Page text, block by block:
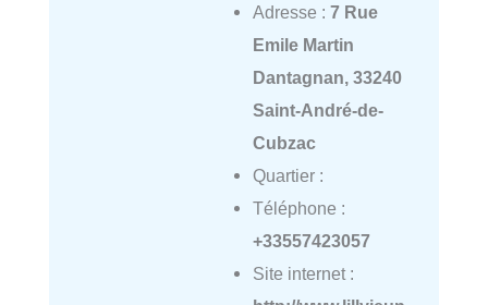
Adresse : 7 Rue
Emile Martin
Dantagnan, 33240
Saint-André-de-
Cubzac
Quartier :
Téléphone :
+33557423057
Site internet :